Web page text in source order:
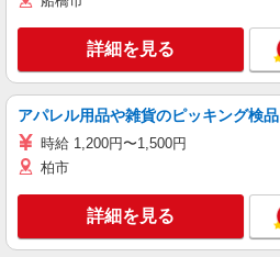
詳細を見る
アパレル用品や雑貨のピッキング検品
時給 1,200円〜1,500円
柏市
詳細を見る